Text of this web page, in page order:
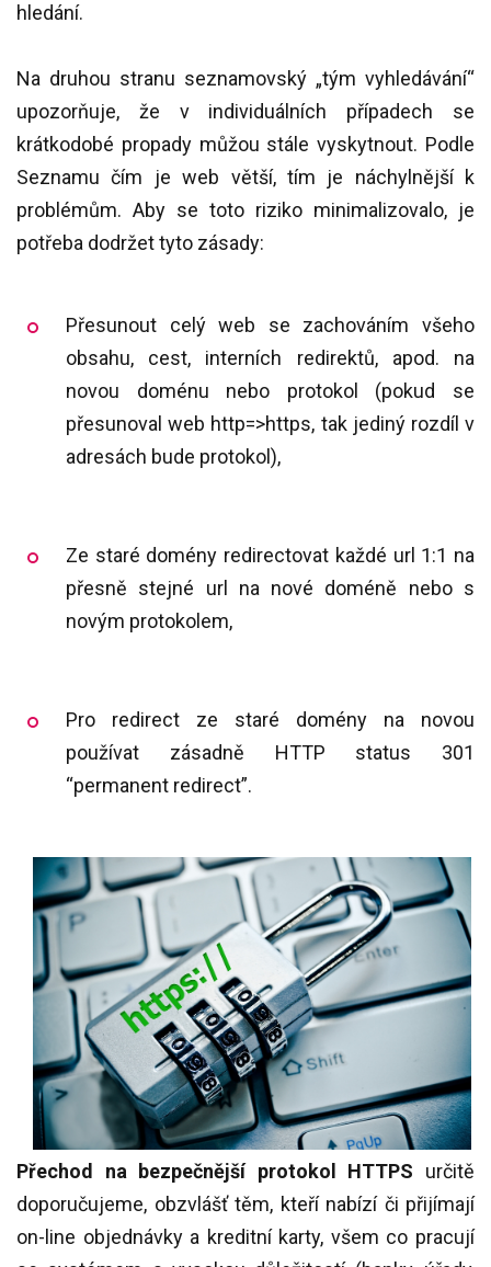
hledání.
Na druhou stranu seznamovský „tým vyhledávání“
upozorňuje, že v individuálních případech se
krátkodobé propady můžou stále vyskytnout. Podle
Seznamu čím je web větší, tím je náchylnější k
problémům. Aby se toto riziko minimalizovalo, je
potřeba dodržet tyto zásady:
Přesunout celý web se zachováním všeho
obsahu, cest, interních redirektů, apod. na
novou doménu nebo protokol (pokud se
přesunoval web http=>https, tak jediný rozdíl v
adresách bude protokol),
Ze staré domény redirectovat každé url 1:1 na
přesně stejné url na nové doméně nebo s
novým protokolem,
Pro redirect ze staré domény na novou
používat zásadně HTTP status 301
“permanent redirect”.
Přechod na bezpečnější protokol HTTPS určitě
doporučujeme, obzvlášť těm, kteří nabízí či přijímají
on-line objednávky a kreditní karty, všem co pracují